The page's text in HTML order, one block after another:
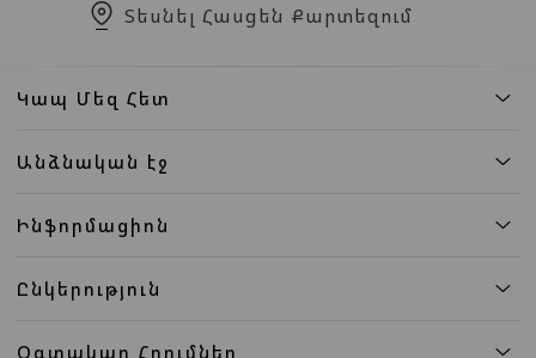
Տեսնել Հասցեն Քարտեզում
Կապ Մեզ Հետ
Անձնական էջ
Ինֆորմացիոն
Ընկերություն
Օգտակար Հղումներ